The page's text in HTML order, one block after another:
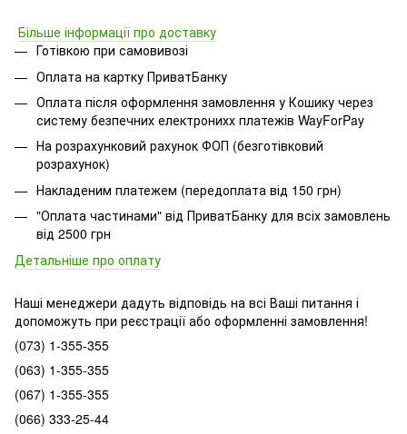
Більше інформації про доставку
Готівкою при самовивозі
Оплата на картку ПриватБанку
Оплата після оформлення замовлення у Кошику через
систему безпечних електронихх платежів WayForPay
На розрахунковий рахунок ФОП (безготівковий
розрахунок)
Накладеним платежем (передоплата від 150 грн)
"Оплата частинами" від ПриватБанку для всіх замовлень
від 2500 грн
Детальніше про оплату
Наші менеджери дадуть відповідь на всі Ваші питання і
допоможуть при реєстрації або оформленні замовлення!
(073) 1-355-355
(063) 1-355-355
(067) 1-355-355
(066) 333-25-44